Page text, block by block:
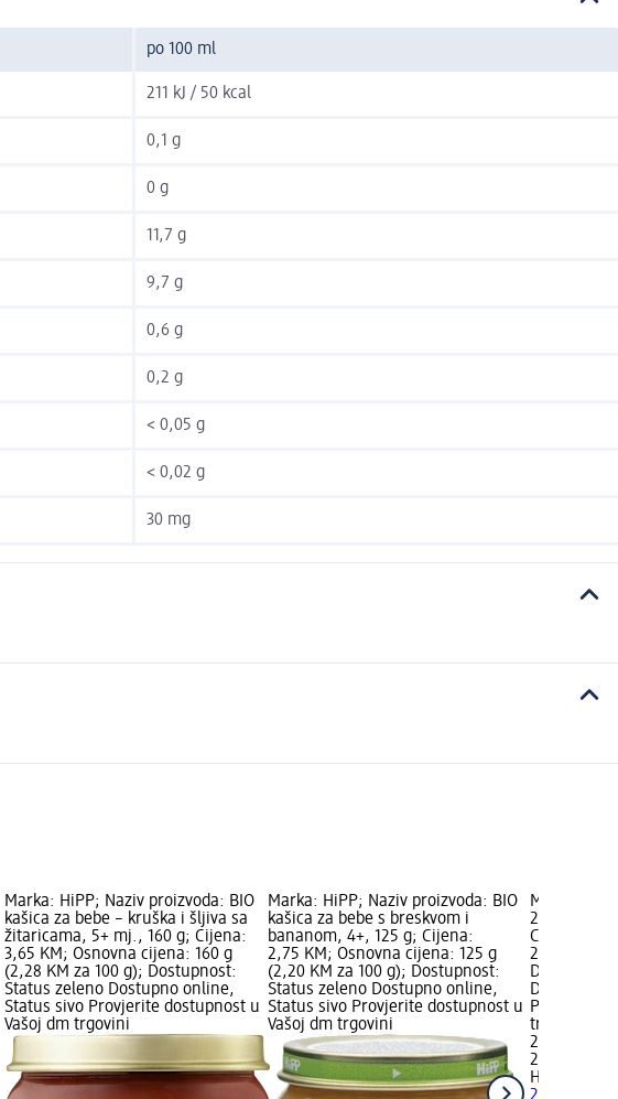
po 100 ml
211 kJ / 50 kcal
0,1 g
0 g
11,7 g
9,7 g
0,6 g
0,2 g
< 0,05 g
< 0,02 g
30 mg
Marka: HiPP; Naziv proizvoda: BIO
kašica za bebe – kruška i šljiva sa
žitaricama, 5+ mj., 160 g; Cijena:
3,65 KM; Osnovna cijena: 160 g
(2,28 KM za 100 g); Dostupnost:
Status zeleno Dostupno online,
Status sivo Provjerite dostupnost u
Vašoj dm trgovini
Marka: HiPP; Naziv proizvoda: BIO
kašica za bebe s breskvom i
bananom, 4+, 125 g; Cijena:
2,75 KM; Osnovna cijena: 125 g
(2,20 KM za 100 g); Dostupnost:
Status zeleno Dostupno online,
Status sivo Provjerite dostupnost u
Vašoj dm trgovini
Marka:
200 sok od
Cijena:
200 ml
Dostupno
Provjerite
trgovini
2,85 KM
200 ml
HiPP